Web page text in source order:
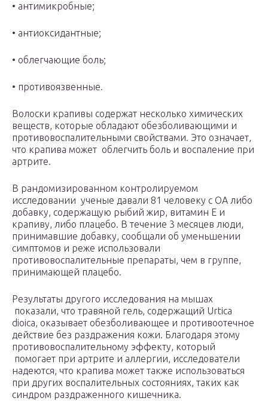
• антимикробные;
• антиоксидантные;
• облегчающие боль;
• противоязвенные.
Волоски крапивы содержат несколько химических
веществ, которые обладают обезболивающими и
противовоспалительными свойствами. Это означает,
что крапива может облегчить боль и воспаление при
артрите.
В рандомизированном контролируемом
исследовании ученые давали 81 человеку с ОА либо
добавку, содержащую рыбий жир, витамин Е и
крапиву, либо плацебо. В течение 3 месяцев люди,
принимавшие добавку, сообщали об уменьшении
симптомов и реже использовали
противовоспалительные препараты, чем в группе,
принимающей плацебо.
Результаты другого исследования на мышах
показали, что травяной гель, содержащий Urtica
dioica, оказывает обезболивающее и противоотечное
действие без раздражения кожи. Благодаря этому
противовоспалительному эффекту, который
помогает при артрите и аллергии, исследователи
надеются, что крапива может также использоваться
при других воспалительных состояниях, таких как
синдром раздраженного кишечника.